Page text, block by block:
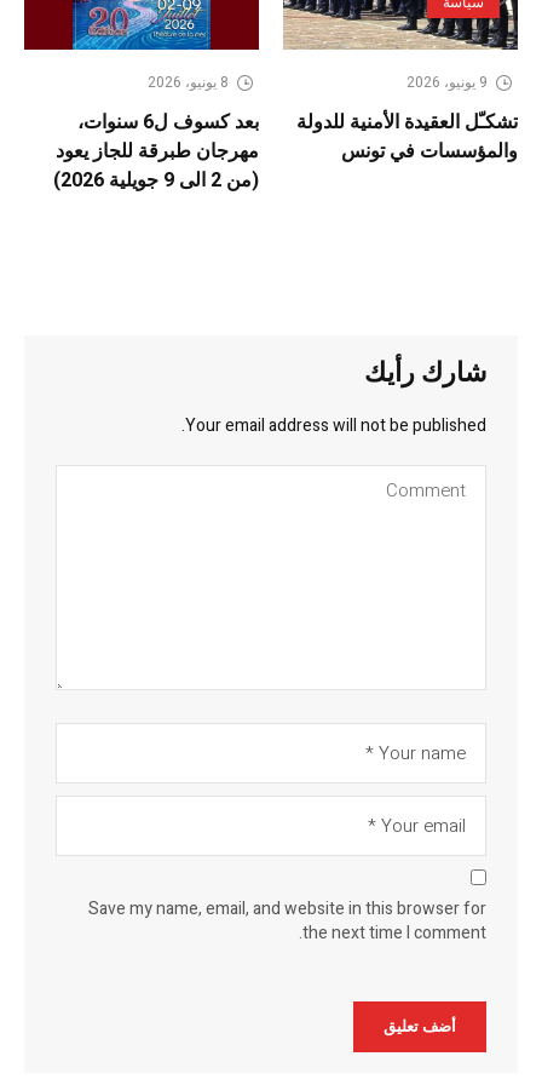
9 يونيو، 2026
تشكـّل العقيدة الأمنية للدولة
والمؤسسات في تونس
8 يونيو، 2026
بعد كسوف ل6 سنوات،
مهرجان طبرقة للجاز يعود
(من 2 الى 9 جويلية 2026)
شارك رأيك
Your email address will not be published.
Save my name, email, and website in this browser for
the next time I comment.